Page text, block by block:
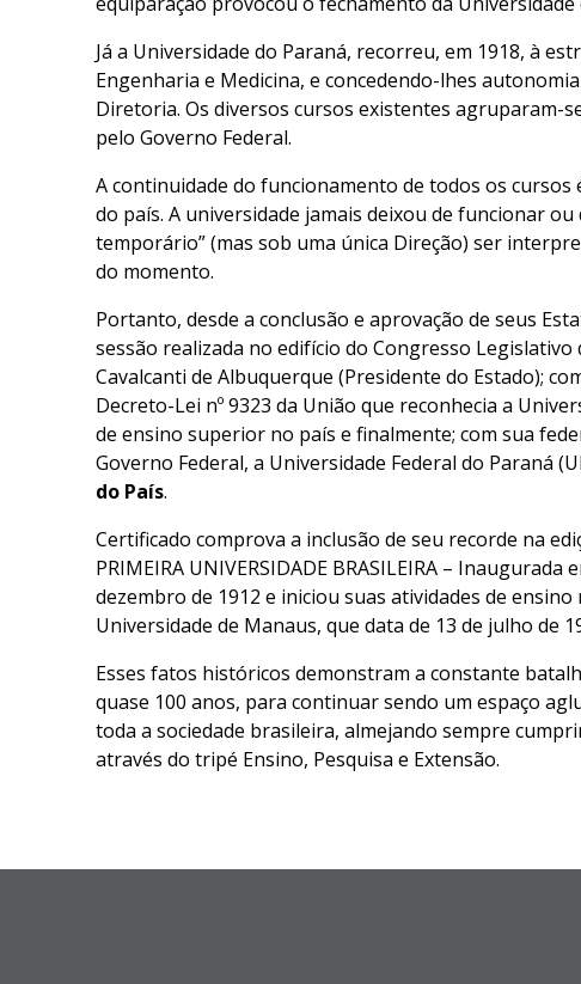
Já a Universidade do Paraná, recorreu, em 1918, à
Engenharia e Medicina, e concedendo-lhes
Diretoria. Os diversos cursos existentes agruparam-
pelo Governo Federal.
A continuidade do funcionamento de todos os cursos
do país. A universidade jamais deixou de funcionar
temporário” (mas sob uma única Direção) ser
do momento.
Portanto, desde a conclusão e aprovação de seus
sessão realizada no edifício do Congresso
Cavalcanti de Albuquerque (Presidente do Estado);
Decreto-Lei nº 9323 da União que reconhecia a
de ensino superior no país e finalmente; com sua
Governo Federal, a Universidade Federal do Paraná
do País.
Certificado comprova a inclusão de seu recorde na
PRIMEIRA UNIVERSIDADE BRASILEIRA –
dezembro de 1912 e iniciou suas atividades de
Universidade de Manaus, que data de 13 de julho de
Esses fatos históricos demonstram a constante
quase 100 anos, para continuar sendo um espaço
toda a sociedade brasileira, almejando sempre
através do tripé Ensino, Pesquisa e Extensão.